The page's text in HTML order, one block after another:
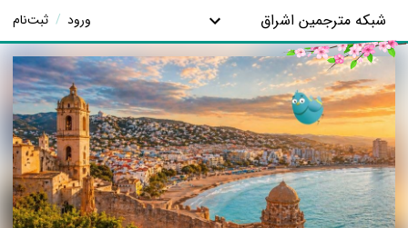
شبکه مترجمین اشراق ورود / ثبت‌نام